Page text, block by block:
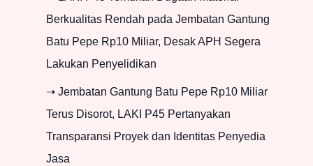
Berkualitas Rendah pada Jembatan Gantung
Batu Pepe Rp10 Miliar, Desak APH Segera
Lakukan Penyelidikan
➝ Jembatan Gantung Batu Pepe Rp10 Miliar
Terus Disorot, LAKI P45 Pertanyakan
Transparansi Proyek dan Identitas Penyedia
Jasa